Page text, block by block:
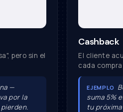
pero sin el
—
por la
Cashback
El cliente
cada
EJEMPLO
suma 5%
tu